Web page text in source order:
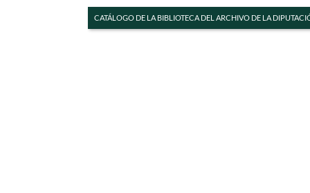
CATÁLOGO DE LA BIBLIOTECA DEL ARCHIVO DE LA